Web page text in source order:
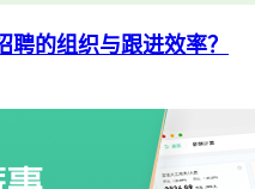
的组织与跟进效率？